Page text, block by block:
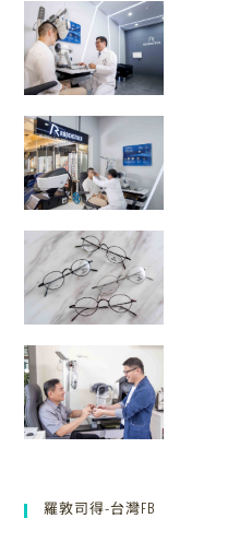
羅敦司得-台灣FB